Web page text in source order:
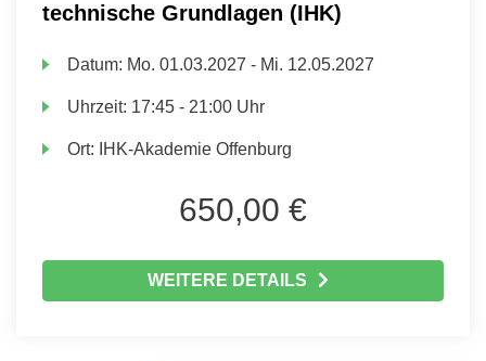
technische Grundlagen (IHK)
Datum: Mo. 01.03.2027 - Mi. 12.05.2027
Uhrzeit: 17:45 - 21:00 Uhr
Ort: IHK-Akademie Offenburg
650,00 €
WEITERE DETAILS